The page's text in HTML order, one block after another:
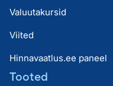
Valuutakursid
Viited
Hinnavaatlus.ee paneel
Tooted